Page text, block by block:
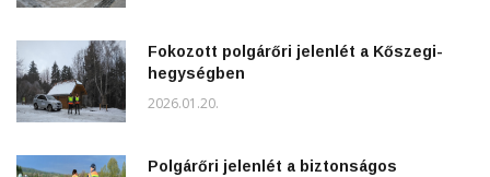
Fokozott polgárőri jelenlét a Kőszegi-
hegységben
2026.01.20.
Polgárőri jelenlét a biztonságos